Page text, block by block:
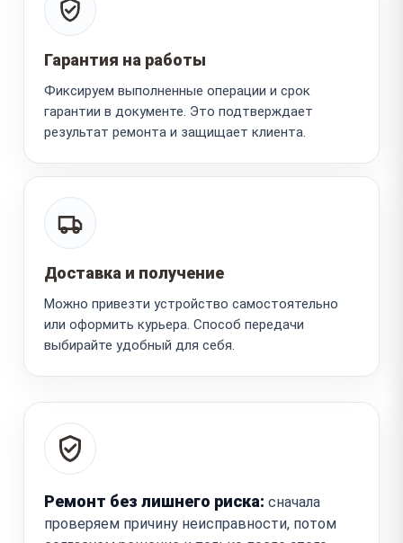
Гарантия на работы
Фиксируем выполненные операции и срок
гарантии в документе. Это подтверждает
результат ремонта и защищает клиента.
Доставка и получение
Можно привезти устройство самостоятельно
или оформить курьера. Способ передачи
выбирайте удобный для себя.
Ремонт без лишнего риска: сначала
проверяем причину неисправности, потом